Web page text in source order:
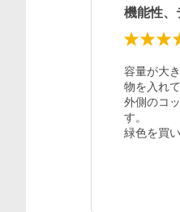
機能性、
容量が大
物を入れ
外側のコ
す。
緑色を買